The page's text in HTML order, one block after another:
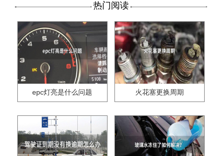
热门阅读
epc灯亮是什么问题 火花塞更换周期